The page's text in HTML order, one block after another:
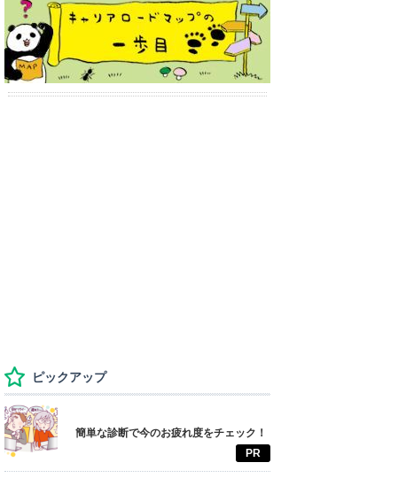
ピックアップ
簡単な診断で今のお疲れ度をチェック！
PR